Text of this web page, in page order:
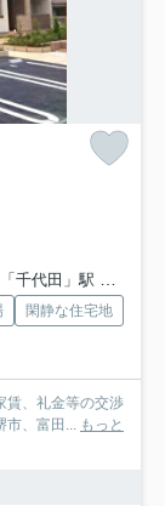
田」駅 徒歩15分
閑静な住宅地
賃、礼金等の交渉
、富田...
もっと